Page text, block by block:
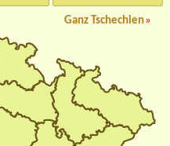
Ganz Tschechien»